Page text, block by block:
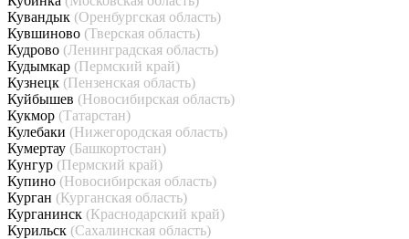
Кувандык (Оренбургская область)
Кувшиново (Тверская область)
Кудрово (Ленинградская область)
Кудымкар (Пермский край)
Кузнецк (Пензенская область)
Куйбышев (Новосибирская область)
Кукмор (Татарстан)
Кулебаки (Нижегородская область)
Кумертау (Башкортостан)
Кунгур (Пермский край)
Купино (Новосибирская область)
Курган (Курганская область)
Курганинск (Краснодарский край)
Курильск (Сахалинская область)